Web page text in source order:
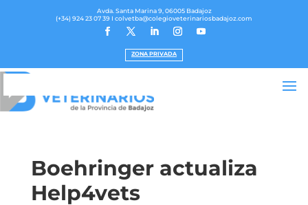
Avda. Santa Marina 9, 06005 Badajoz
(+34) 924 23 07 39 I colvetba@colegioveterinariosbadajoz.com
ZONA PRIVADA
Boehringer actualiza
Help4vets